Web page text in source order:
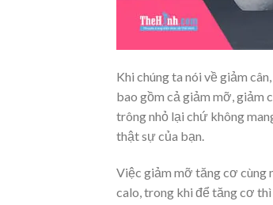
Khi chúng ta nói về giảm
bao gồm cả giảm mỡ, giảm
trông nhỏ lại chứ không
thật sự của bạn.
Việc giảm mỡ tăng cơ cùng
calo, trong khi để tăng cơ thì